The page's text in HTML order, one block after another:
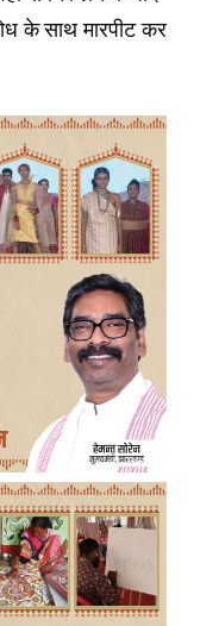
के साथ मारपीट कर